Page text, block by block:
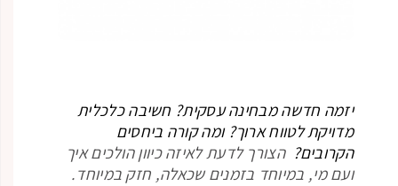
יזמה חדשה מבחינה עסקית? חשיבה כלכלית
מדויקת לטווח ארוך? ומה קורה ביחסים
הקרובים? הצורך לדעת לאיזה כיוון הולכים איך
ועם מי, במיוחד בזמנים שכאלה, חזק במיוחד.